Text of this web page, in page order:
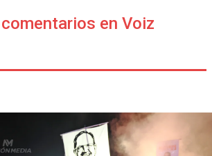
en Voiz